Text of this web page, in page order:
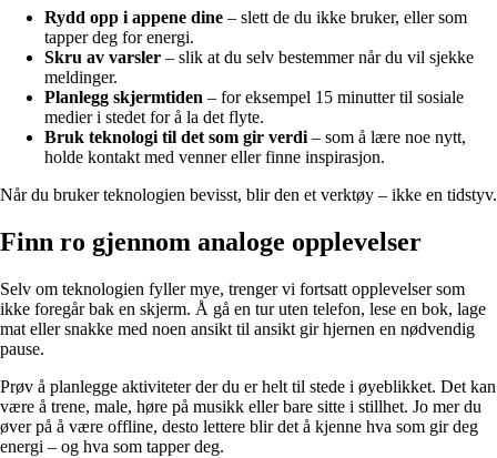
Rydd opp i appene dine – slett de du ikke bruker, eller som
tapper deg for energi.
Skru av varsler – slik at du selv bestemmer når du vil sjekke
meldinger.
Planlegg skjermtiden – for eksempel 15 minutter til sosiale
medier i stedet for å la det flyte.
Bruk teknologi til det som gir verdi – som å lære noe nytt,
holde kontakt med venner eller finne inspirasjon.
Når du bruker teknologien bevisst, blir den et verktøy – ikke en tidstyv.
Finn ro gjennom analoge opplevelser
Selv om teknologien fyller mye, trenger vi fortsatt opplevelser som
ikke foregår bak en skjerm. Å gå en tur uten telefon, lese en bok, lage
mat eller snakke med noen ansikt til ansikt gir hjernen en nødvendig
pause.
Prøv å planlegge aktiviteter der du er helt til stede i øyeblikket. Det kan
være å trene, male, høre på musikk eller bare sitte i stillhet. Jo mer du
øver på å være offline, desto lettere blir det å kjenne hva som gir deg
energi – og hva som tapper deg.